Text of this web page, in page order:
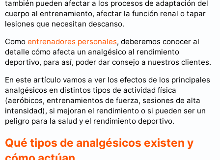
también pueden afectar a los procesos de adaptación del
cuerpo al entrenamiento, afectar la función renal o tapar
lesiones que necesitan descanso.
Como entrenadores personales, deberemos conocer al
detalle cómo afecta un analgésico al rendimiento
deportivo, para así, poder dar consejo a nuestros clientes.
En este artículo vamos a ver los efectos de los principales
analgésicos en distintos tipos de actividad física
(aeróbicos, entrenamientos de fuerza, sesiones de alta
intensidad), si mejoran el rendimiento o si pueden ser un
peligro para la salud y el rendimiento deportivo.
Qué tipos de analgésicos existen y